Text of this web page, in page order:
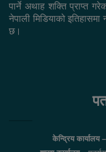
पार्ने अथाह शक्ति प्राप्त
नेपाली मिडियाको
छ।
केन्द्रिय कार्यालय –